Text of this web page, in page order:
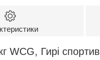
WCG, Гирі